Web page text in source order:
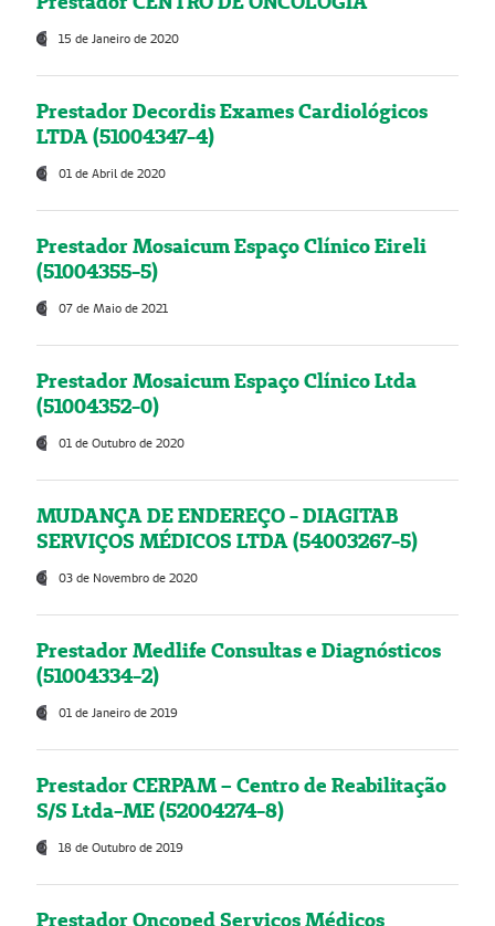
15 de Janeiro de 2020
Prestador Decordis Exames Cardiológicos
LTDA (51004347-4)
01 de Abril de 2020
Prestador Mosaicum Espaço Clínico Eireli
(51004355-5)
07 de Maio de 2021
Prestador Mosaicum Espaço Clínico Ltda
(51004352-0)
01 de Outubro de 2020
MUDANÇA DE ENDEREÇO - DIAGITAB
SERVIÇOS MÉDICOS LTDA (54003267-5)
03 de Novembro de 2020
Prestador Medlife Consultas e Diagnósticos
(51004334-2)
01 de Janeiro de 2019
Prestador CERPAM – Centro de Reabilitação
S/S Ltda-ME (52004274-8)
18 de Outubro de 2019
Prestador Oncoped Serviços Médicos